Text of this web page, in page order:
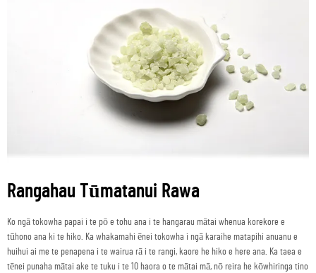
Rangahau Tūmatanui Rawa
Ko ngā tokowha papai i te pō e tohu ana i te hangarau mātai whenua korekore e
tūhono ana ki te hiko. Ka whakamahi ēnei tokowha i ngā karaihe matapihi anuanu e
huihui ai me te penapena i te wairua rā i te rangi, kaore he hiko e here ana. Ka taea e
tēnei punaha mātai ake te tuku i te 10 haora o te mātai mā, nō reira he kōwhiringa tino